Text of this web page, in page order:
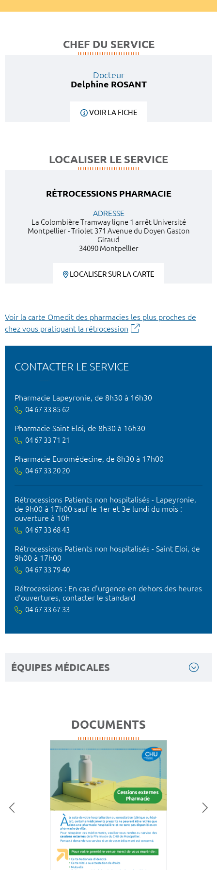
CHEF DU SERVICE
Docteur
Delphine ROSANT
VOIR LA FICHE
LOCALISER LE SERVICE
RÉTROCESSIONS PHARMACIE
ADRESSE
La Colombière Tramway ligne 1 arrêt Université
Montpellier - Triolet 371 Avenue du Doyen Gaston
Giraud
34090 Montpellier
LOCALISER SUR LA CARTE
Voir la carte Omedit des pharmacies les plus proches de
chez vous pratiquant la rétrocession
CONTACTER LE SERVICE
Pharmacie Lapeyronie, de 8h30 à 16h30
04 67 33 85 62
Pharmacie Saint Eloi, de 8h30 à 16h30
04 67 33 71 21
Pharmacie Euromédecine, de 8h30 à 17h00
04 67 33 20 20
Rétrocessions Patients non hospitalisés - Lapeyronie,
de 9h00 à 17h00 sauf le 1er et 3e lundi du mois :
ouverture à 10h
04 67 33 68 43
Rétrocessions Patients non hospitalisés - Saint Eloi, de
9h00 à 17h00
04 67 33 79 40
Rétrocessions : En cas d’urgence en dehors des heures
d’ouvertures, contacter le standard
04 67 33 67 33
ÉQUIPES MÉDICALES
DOCUMENTS